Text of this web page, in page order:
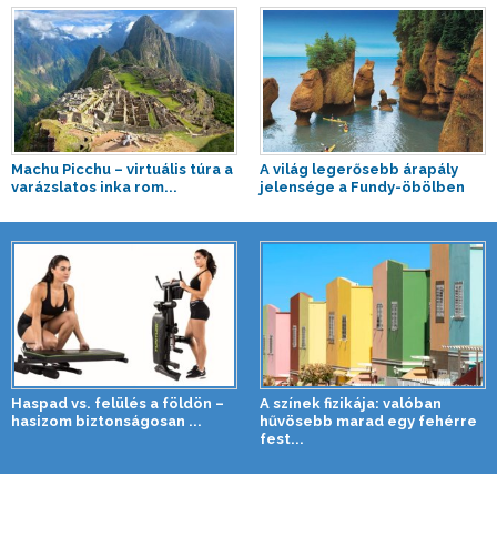
Machu Picchu – virtuális túra a
varázslatos inka rom...
A világ legerősebb árapály
jelensége a Fundy-öbölben
Haspad vs. felülés a földön –
hasizom biztonságosan ...
A színek fizikája: valóban
hűvösebb marad egy fehérre
fest...